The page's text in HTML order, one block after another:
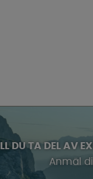
DU TA DEL AV
Anmäl